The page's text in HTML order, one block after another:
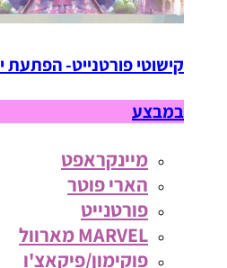
קישוטי פורטנייט- הפתעת
במבצע
מיינקראפט
הארי פוטר
פורטנייט
MARVEL מארוול
פוקימון/פיקאצ'ו